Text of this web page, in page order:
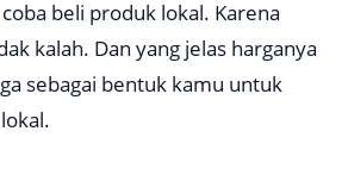
beli produk lokal. Karena
kalah. Dan yang jelas harganya
sebagai bentuk kamu untuk